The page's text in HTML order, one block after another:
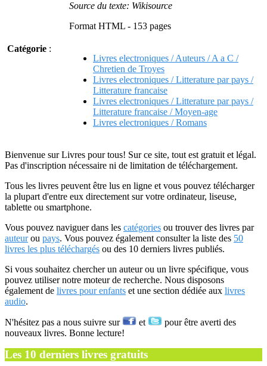
Source du texte: Wikisource
Format HTML - 153 pages
Catégorie :
Livres electroniques / Auteurs / A a C /
Chretien de Troyes
Livres electroniques / Litterature par pays /
Litterature francaise
Livres electroniques / Litterature par pays /
Litterature francaise / Moyen-age
Livres electroniques / Romans
Bienvenue sur Livres pour tous! Sur ce site, tout est gratuit et légal.
Pas d'inscription nécessaire ni de limitation de téléchargement.
Tous les livres peuvent être lus en ligne et vous pouvez télécharger
la plupart d'entre eux directement sur votre ordinateur, liseuse,
tablette ou smartphone.
Vous pouvez naviguer dans les catégories ou trouver des livres par
auteurou pays. Vous pouvez également consulter la liste des 50
livres les plus téléchargés ou des 10 derniers livres publiés.
Si vous souhaitez chercher un auteur ou un livre spécifique, vous
pouvez utiliser notre moteur de recherche. Nous disposons
également de livres pour enfants et une section dédiée aux livres
audio.
N'hésitez pas a nous suivre sur et
pour être averti des
nouveaux livres. Bonne lecture!
Les 10 derniers livres gratuits